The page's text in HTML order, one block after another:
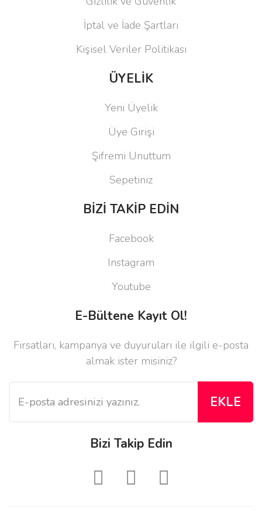
İptal ve İade Şartları
Kişisel Veriler Politikası
ÜYELİK
Yeni Üyelik
Üye Girişi
Şifremi Unuttum
Sepetiniz
BİZİ TAKİP EDİN
Facebook
Instagram
Youtube
E-Bültene Kayıt Ol!
Fırsatları, kampanya ve duyuruları ile ilgili e-posta
almak ister misiniz?
EKLE
Bizi Takip Edin